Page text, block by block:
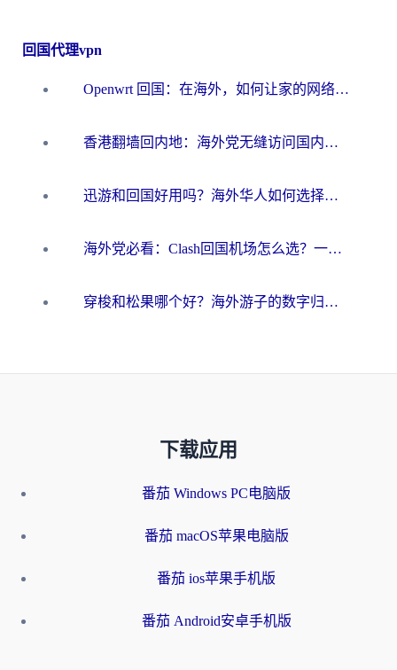
回国代理vpn
Openwrt 回国：在海外，如何让家的网络触手可及
香港翻墙回内地：海外党无缝访问国内资源的加速器选择全攻略
迅游和回国好用吗？海外华人如何选择靠谱的回国加速器
海外党必看：Clash回国机场怎么选？一篇搞定无缝访问国内资源的全攻略
穿梭和松果哪个好？海外游子的数字归乡路，到底该怎么选
下载应用
番茄 Windows PC电脑版
番茄 macOS苹果电脑版
番茄 ios苹果手机版
番茄 Android安卓手机版